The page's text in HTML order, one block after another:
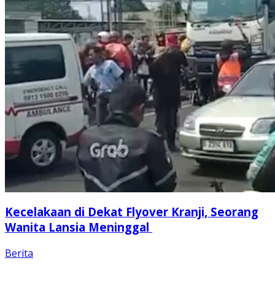
Kecelakaan di Dekat Flyover Kranji, Seorang
Wanita Lansia Meninggal
Berita